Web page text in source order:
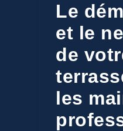
Le
et le
de
les